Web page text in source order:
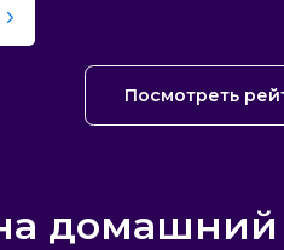
Посмотреть
домашний